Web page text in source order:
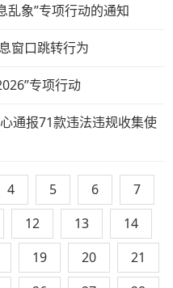
乱象”专项行动的通知
窗口跳转行为
专项行动
通报71款违法违规收集使
4 5 6
7
12 13
14
19 20
21